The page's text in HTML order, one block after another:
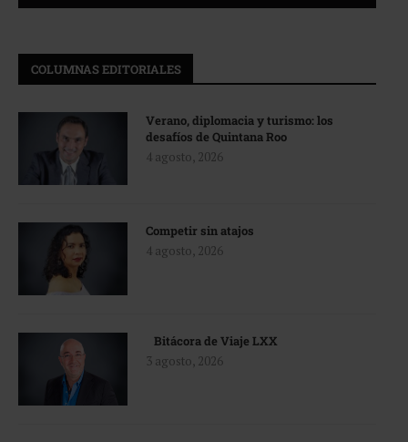
COLUMNAS EDITORIALES
Verano, diplomacia y turismo: los
desafíos de Quintana Roo
4 agosto, 2026
Competir sin atajos
4 agosto, 2026
Bitácora de Viaje LXX
3 agosto, 2026